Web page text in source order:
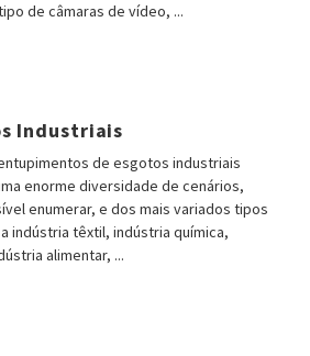
de câmaras de vídeo, ...
Industriais
de esgotos industriais
enorme diversidade de cenários,
enumerar, e dos mais variados tipos
indústria têxtil, indústria química,
alimentar, ...